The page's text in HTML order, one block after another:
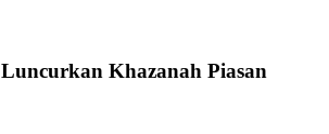
Khazanah Piasan